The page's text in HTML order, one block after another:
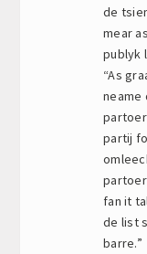
de
mear
publyk
“As
neame
partij
fan it
de list
barre.”